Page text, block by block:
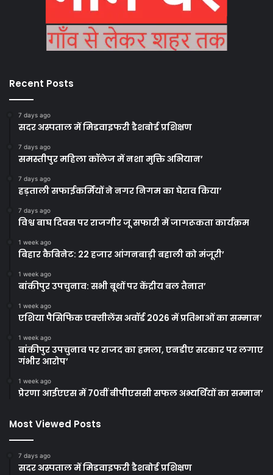
Recent Posts
7 days ago
सदर अस्पताल में मिडवाइफरी डैशबोर्ड प्रशिक्षण
7 days ago
समस्तीपुर महिला कॉलेज में नशा मुक्ति अभियान’
7 days ago
हड़ताली सफाईकर्मियों ने नगर निगम का घेराव किया’
7 days ago
विश्व बाघ दिवस पर राजगीर जू सफारी में जागरूकता कार्यक्रम
1 week ago
बिहार कैबिनेट: 22 हजार आंगनबाड़ी बहाली को मंजूरी’
1 week ago
बांकीपुर उपचुनाव: सभी बूथों पर केंद्रीय बल तैनात’
1 week ago
एशिया पैसिफिक एक्सीलेंस अवॉर्ड 2026 में प्रतिभाओं का सम्मान’
1 week ago
बांकीपुर उपचुनाव पर राजद का हमला, एनडीए सरकार पर लगाए
गंभीर आरोप’
1 week ago
प्रेरणा आईएएस में 70वीं बीपीएससी सफल अभ्यर्थियों का सम्मान’
Most Viewed Posts
7 days ago
सदर अस्पताल में मिडवाइफरी डैशबोर्ड प्रशिक्षण